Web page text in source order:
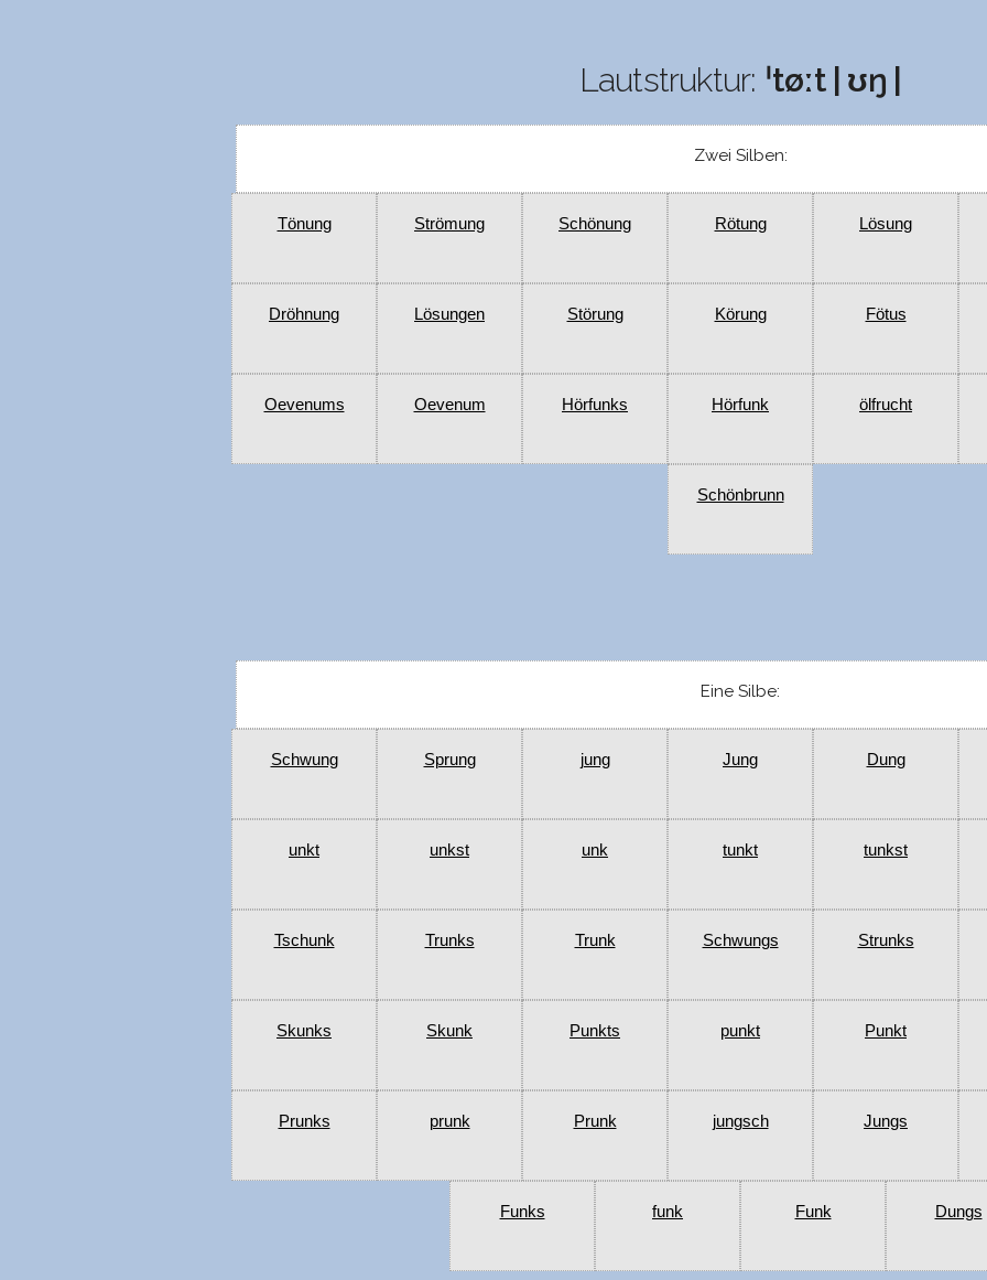
Lautstruktur: ˈtøːt | ʊŋ |
Zwei Silben:
Tönung Strömung Schönung Rötung Lösung
Dröhnung Lösungen Störung Körung Fötus
Oevenums Oevenum Hörfunks Hörfunk ölfrucht
Schönbrunn
Eine Silbe:
Schwung Sprung jung Jung Dung
unkt unkst unk tunkt tunkst
Tschunk Trunks Trunk Schwungs Strunks
Skunks Skunk Punkts punkt Punkt
Prunks prunk Prunk jungsch Jungs
Funks funk Funk Dungs